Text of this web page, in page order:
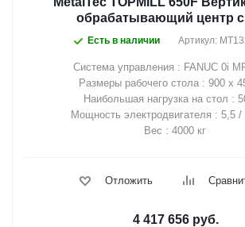
обрабатывающий центр
Есть в наличии Артикул:
Система управления : FANUC 0i
Размеры рабочего стола : 900 х
Наибольшая нагрузка на стол :
Мощность электродвигателя : 5,5 /
Вес : 4000 кг
Отложить
4 417 656руб.